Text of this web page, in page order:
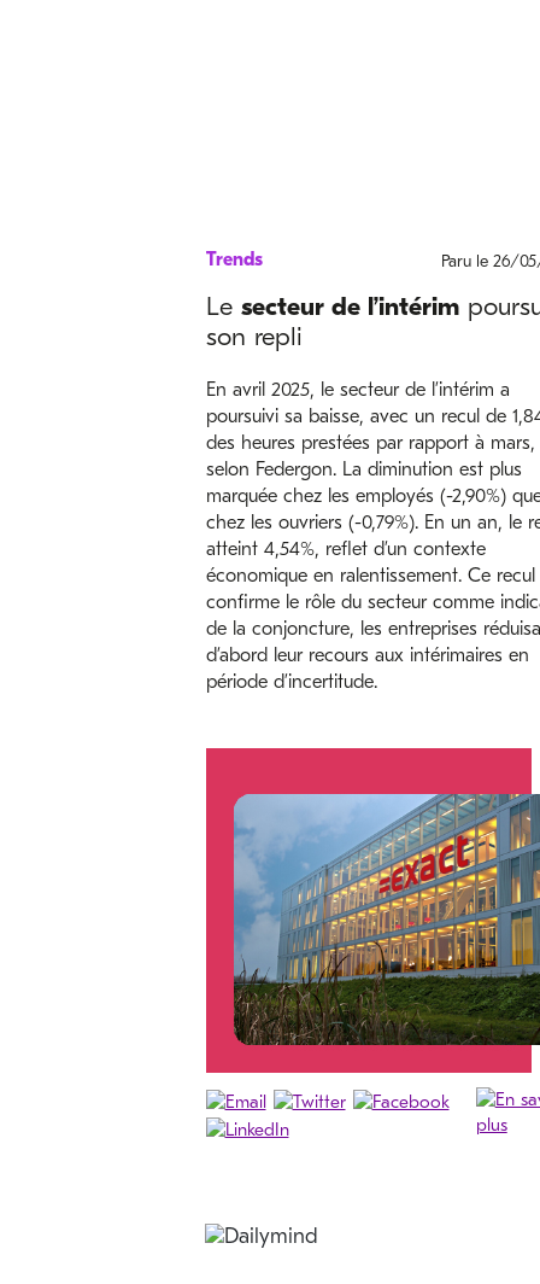
Trends Paru le 26/
Le secteur de l’intérim
son repli
En avril 2025, le secteur de l’intérim a
poursuivi sa baisse, avec un recul de
des heures prestées par rapport à mars,
selon Federgon. La diminution est plus
marquée chez les employés (-2,90%)
chez les ouvriers (-0,79%). En un an, le
atteint 4,54%, reflet d’un contexte
économique en ralentissement. Ce recul
confirme le rôle du secteur comme
de la conjoncture, les entreprises
d’abord leur recours aux intérimaires en
période d’incertitude.